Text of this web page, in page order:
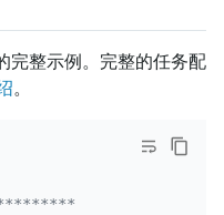
完整示例。完整的任务配
。
*********